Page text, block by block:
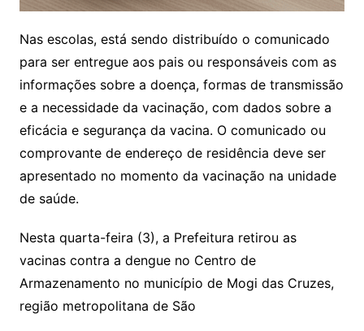
Nas escolas, está sendo distribuído o comunicado
para ser entregue aos pais ou responsáveis com as
informações sobre a doença, formas de transmissão
e a necessidade da vacinação, com dados sobre a
eficácia e segurança da vacina. O comunicado ou
comprovante de endereço de residência deve ser
apresentado no momento da vacinação na unidade
de saúde.
Nesta quarta-feira (3), a Prefeitura retirou as
vacinas contra a dengue no Centro de
Armazenamento no município de Mogi das Cruzes,
região metropolitana de São